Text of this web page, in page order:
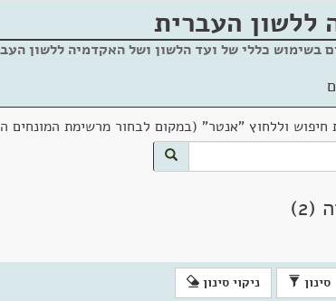
ללשון העברית
בשימוש כללי של ועד הלשון ושל האקדמיה ללשון
חיפוש וללחוץ "אנטר" (במקום לבחור מרשימת המונחים
סינון ניקוי סינון